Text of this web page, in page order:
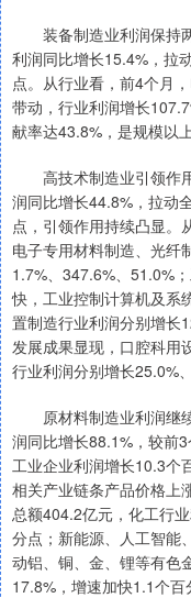
装备制造业利润保持
利润同比增长15.4%，拉
点。从行业看，前4个月
带动，行业利润增长
献率达43.8%，是规模以
高技术制造业引领作
润同比增长44.8%，拉动
点，引领作用持续凸显。
电子专用材料制造、光纤
1.7%、347.6%、51.0%
快，工业控制计算机及系
置制造行业利润分别增长
发展成果显现，口腔科用
行业利润分别增长25.0%、
原材料制造业利润继
润同比增长88.1%，较前
工业企业利润增长10.3个
相关产业链条产品价格上
总额404.2亿元，化工行
分点；新能源、人工智能
动铝、铜、金、锂等有色
17.8%，增速加快1.1个百